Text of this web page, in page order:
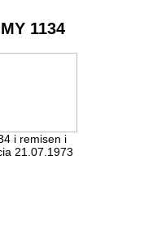
1134
i remisen i
21.07.1973